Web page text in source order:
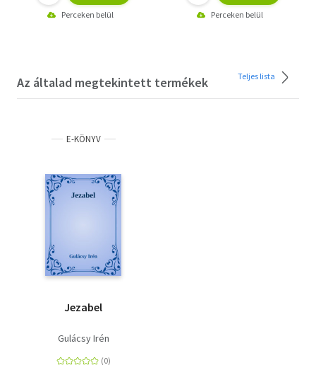
Perceken belül Perceken belül
Az általad megtekintett termékek Teljes lista
E-KÖNYV
Jezabel
Gulácsy Irén